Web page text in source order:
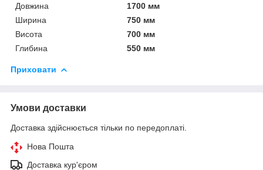
Довжина
1700 мм
Ширина
750 мм
Висота
700 мм
Глибина
550 мм
Приховати
Умови доставки
Доставка здійснюється тільки по передоплаті.
Нова Пошта
Доставка кур'єром